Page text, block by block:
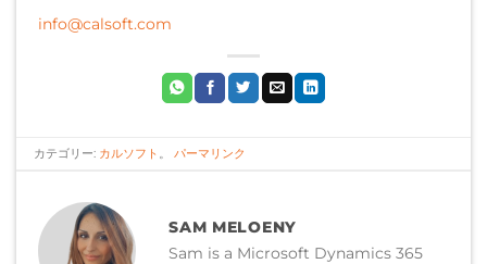
info@calsoft.com
カテゴリー: カルソフト 。パーマリンク
SAM MELOENY
Sam is a Microsoft Dynamics 365